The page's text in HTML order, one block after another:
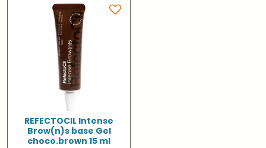
REFECTOCIL Intense
Brow(n)s base Gel
choco.brown 15 ml